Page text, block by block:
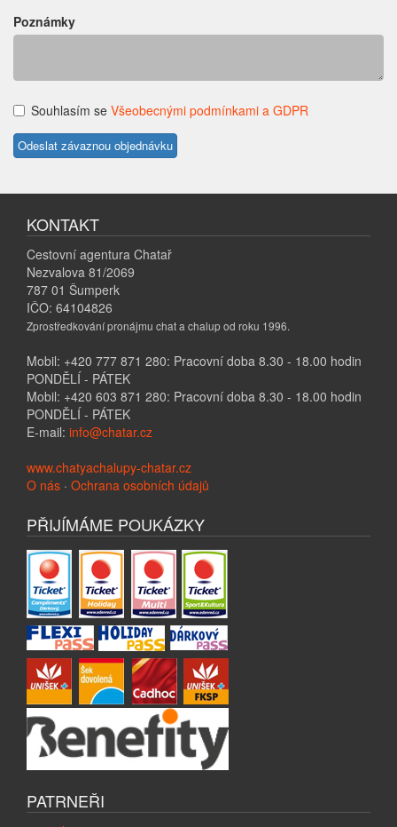
Poznámky
Souhlasím se Všeobecnými podmínkami a GDPR
KONTAKT
Cestovní agentura Chatař
Nezvalova 81/2069
787 01 Šumperk
IČO: 64104826
Zprostředkování pronájmu chat a chalup od roku 1996.
Mobil: +420 777 871 280: Pracovní doba 8.30 - 18.00 hodin
PONDĚLÍ - PÁTEK
Mobil: +420 603 871 280: Pracovní doba 8.30 - 18.00 hodin
PONDĚLÍ - PÁTEK
E-mail: info@chatar.cz
www.chatyachalupy-chatar.cz
O nás · Ochrana osobních údajů
PŘIJÍMÁME POUKÁZKY
PATRNEŘI